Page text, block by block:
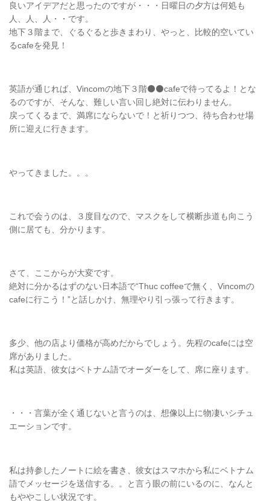
良いアイデアだと思ったのですが・・・日曜日の夕方は何処も
人、人、人・・です。
地下３階まで、ぐるぐると歩きまわり、やっと、比較的空いてい
るcafeを発見！
英語が通じれば、Vincomの地下３階⚫⚫cafeで待ってるよ！とな
るのですが、そんな、難しい言い回し絶対に伝わりません。
戻ってくるまで、満席にならないで！と祈りつつ、待ち合わせ場
所に迎えに行きます。
やってきました。。。
これで会うのは、３度目なので、マスクをして横断歩道も向こう
側に居ても、分かります。
さて、ここからが大変です。
絶対に分かるはずのない日本語で“Thuc coffeeで無く、Vincomの
cafeに行こう！”と話しかけ、無理やり引っ張って行きます。
多少、他の店より価格が高めだからでしょう。先程のcafeには空
席がありました。
私は英語、彼女はベトナム語でオーダーをして、席に座ります。
・・・言葉が全く通じないと言うのは、想像以上に物凄いシチュ
エーションです。
私は持参したノートに絵を書き、彼女はスマホから私にベトナム
語でメッセージを送信する。。と言う眼の前にいるのに、なんと
もややこしい状況です。